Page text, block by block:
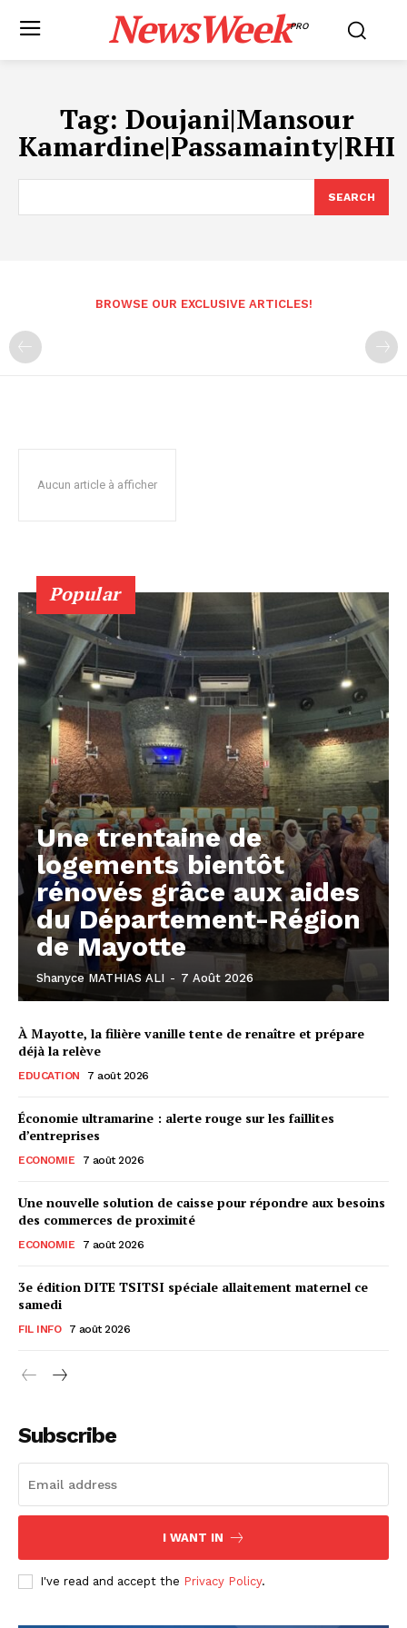
NewsWeekPRO
Tag: Doujani|Mansour
Kamardine|Passamainty|RHI
SEARCH
BROWSE OUR EXCLUSIVE ARTICLES!
Aucun article à afficher
Popular
Une trentaine de
logements bientôt
rénovés grâce aux aides
du Département-Région
de Mayotte
Shanyce MATHIAS ALI - 7 Août 2026
À Mayotte, la filière vanille tente de renaître et prépare
déjà la relève
EDUCATION 7 août 2026
Économie ultramarine : alerte rouge sur les faillites
d’entreprises
ECONOMIE 7 août 2026
Une nouvelle solution de caisse pour répondre aux besoins
des commerces de proximité
ECONOMIE 7 août 2026
3e édition DITE TSITSI spéciale allaitement maternel ce
samedi
FIL INFO 7 août 2026
Subscribe
I WANT IN
I've read and accept the Privacy Policy.